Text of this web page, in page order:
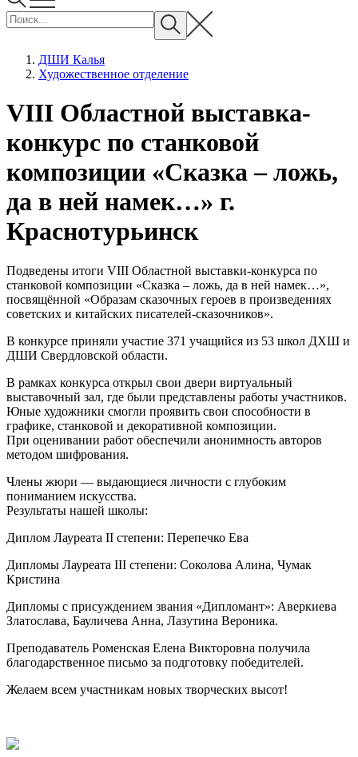
ДШИ Калья
Художественное отделение
VIII Областной выставка-
конкурс по станковой
композиции «Сказка – ложь,
да в ней намек…» г.
Краснотурьинск
Подведены итоги VIII Областной выставки-конкурса по
станковой композиции «Сказка – ложь, да в ней намек…»,
посвящённой «Образам сказочных героев в произведениях
советских и китайских писателей-сказочников».
В конкурсе приняли участие 371 учащийся из 53 школ ДХШ и
ДШИ Свердловской области.
В рамках конкурса открыл свои двери виртуальный
выставочный зал, где были представлены работы участников.
Юные художники смогли проявить свои способности в
графике, станковой и декоративной композиции.
При оценивании работ обеспечили анонимность авторов
методом шифрования.
Члены жюри — выдающиеся личности с глубоким
пониманием искусства.
Результаты нашей школы:
Диплом Лауреата II степени: Перепечко Ева
Дипломы Лауреата III степени: Соколова Алина, Чумак
Кристина
Дипломы с присуждением звания «Дипломант»: Аверкиева
Златослава, Бауличева Анна, Лазутина Вероника.
Преподаватель Роменская Елена Викторовна получила
благодарственное письмо за подготовку победителей.
Желаем всем участникам новых творческих высот!